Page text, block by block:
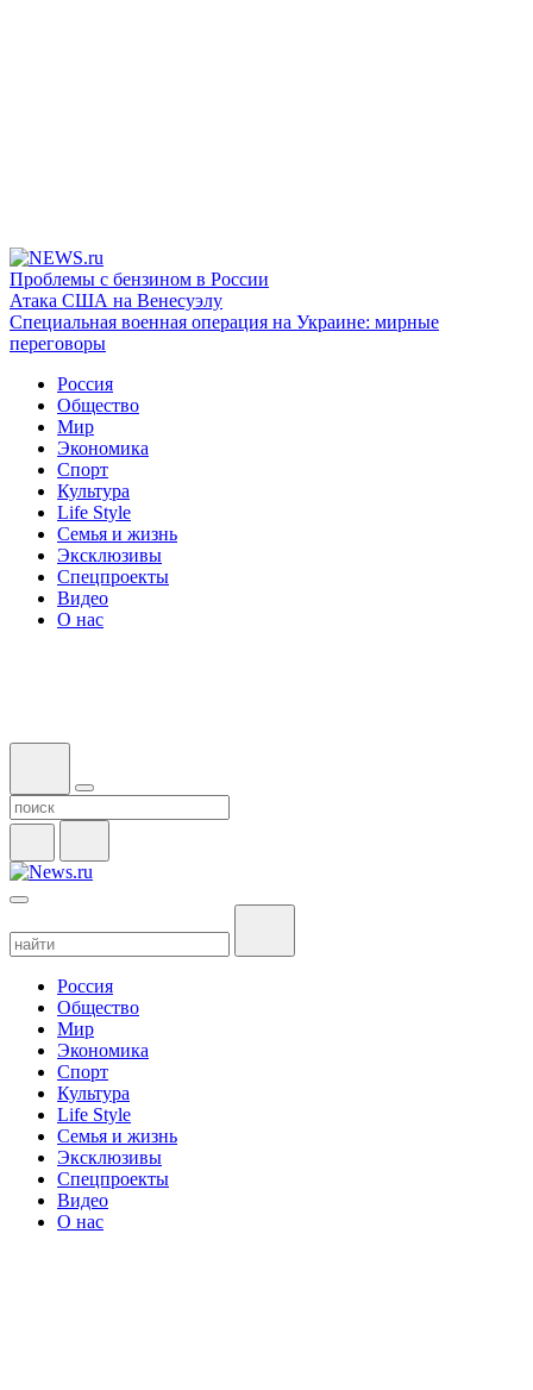
Проблемы с бензином в России
Атака США на Венесуэлу
Специальная военная операция на Украине: мирные
переговоры
Россия
Общество
Мир
Экономика
Спорт
Культура
Life Style
Семья и жизнь
Эксклюзивы
Спецпроекты
Видео
О нас
Россия
Общество
Мир
Экономика
Спорт
Культура
Life Style
Семья и жизнь
Эксклюзивы
Спецпроекты
Видео
О нас